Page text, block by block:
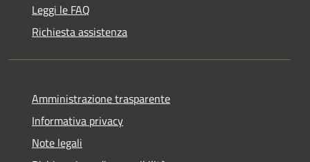
Leggi le FAQ
Richiesta assistenza
Amministrazione trasparente
Informativa privacy
Note legali